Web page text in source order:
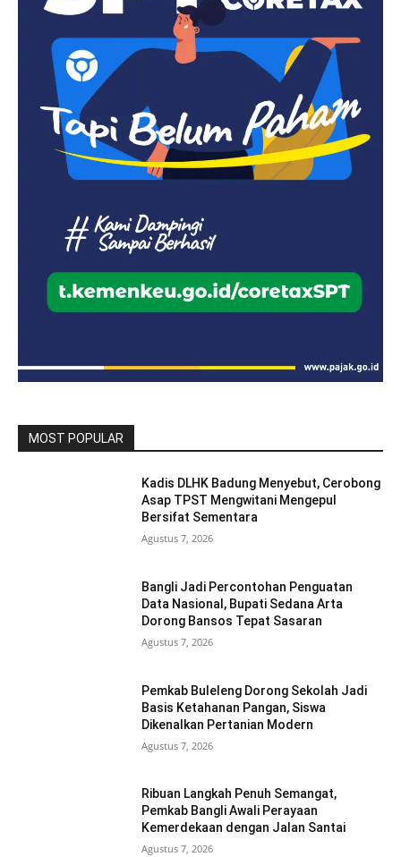
MOST POPULAR
Kadis DLHK Badung Menyebut, Cerobong
Asap TPST Mengwitani Mengepul
Bersifat Sementara
Agustus 7, 2026
Bangli Jadi Percontohan Penguatan
Data Nasional, Bupati Sedana Arta
Dorong Bansos Tepat Sasaran
Agustus 7, 2026
Pemkab Buleleng Dorong Sekolah Jadi
Basis Ketahanan Pangan, Siswa
Dikenalkan Pertanian Modern
Agustus 7, 2026
Ribuan Langkah Penuh Semangat,
Pemkab Bangli Awali Perayaan
Kemerdekaan dengan Jalan Santai
Agustus 7, 2026